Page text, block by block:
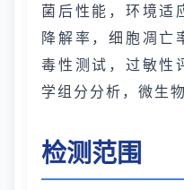
菌后性能，环境适
降解率，细胞凋亡
毒性测试，过敏性
学组分分析，微生
检测范围